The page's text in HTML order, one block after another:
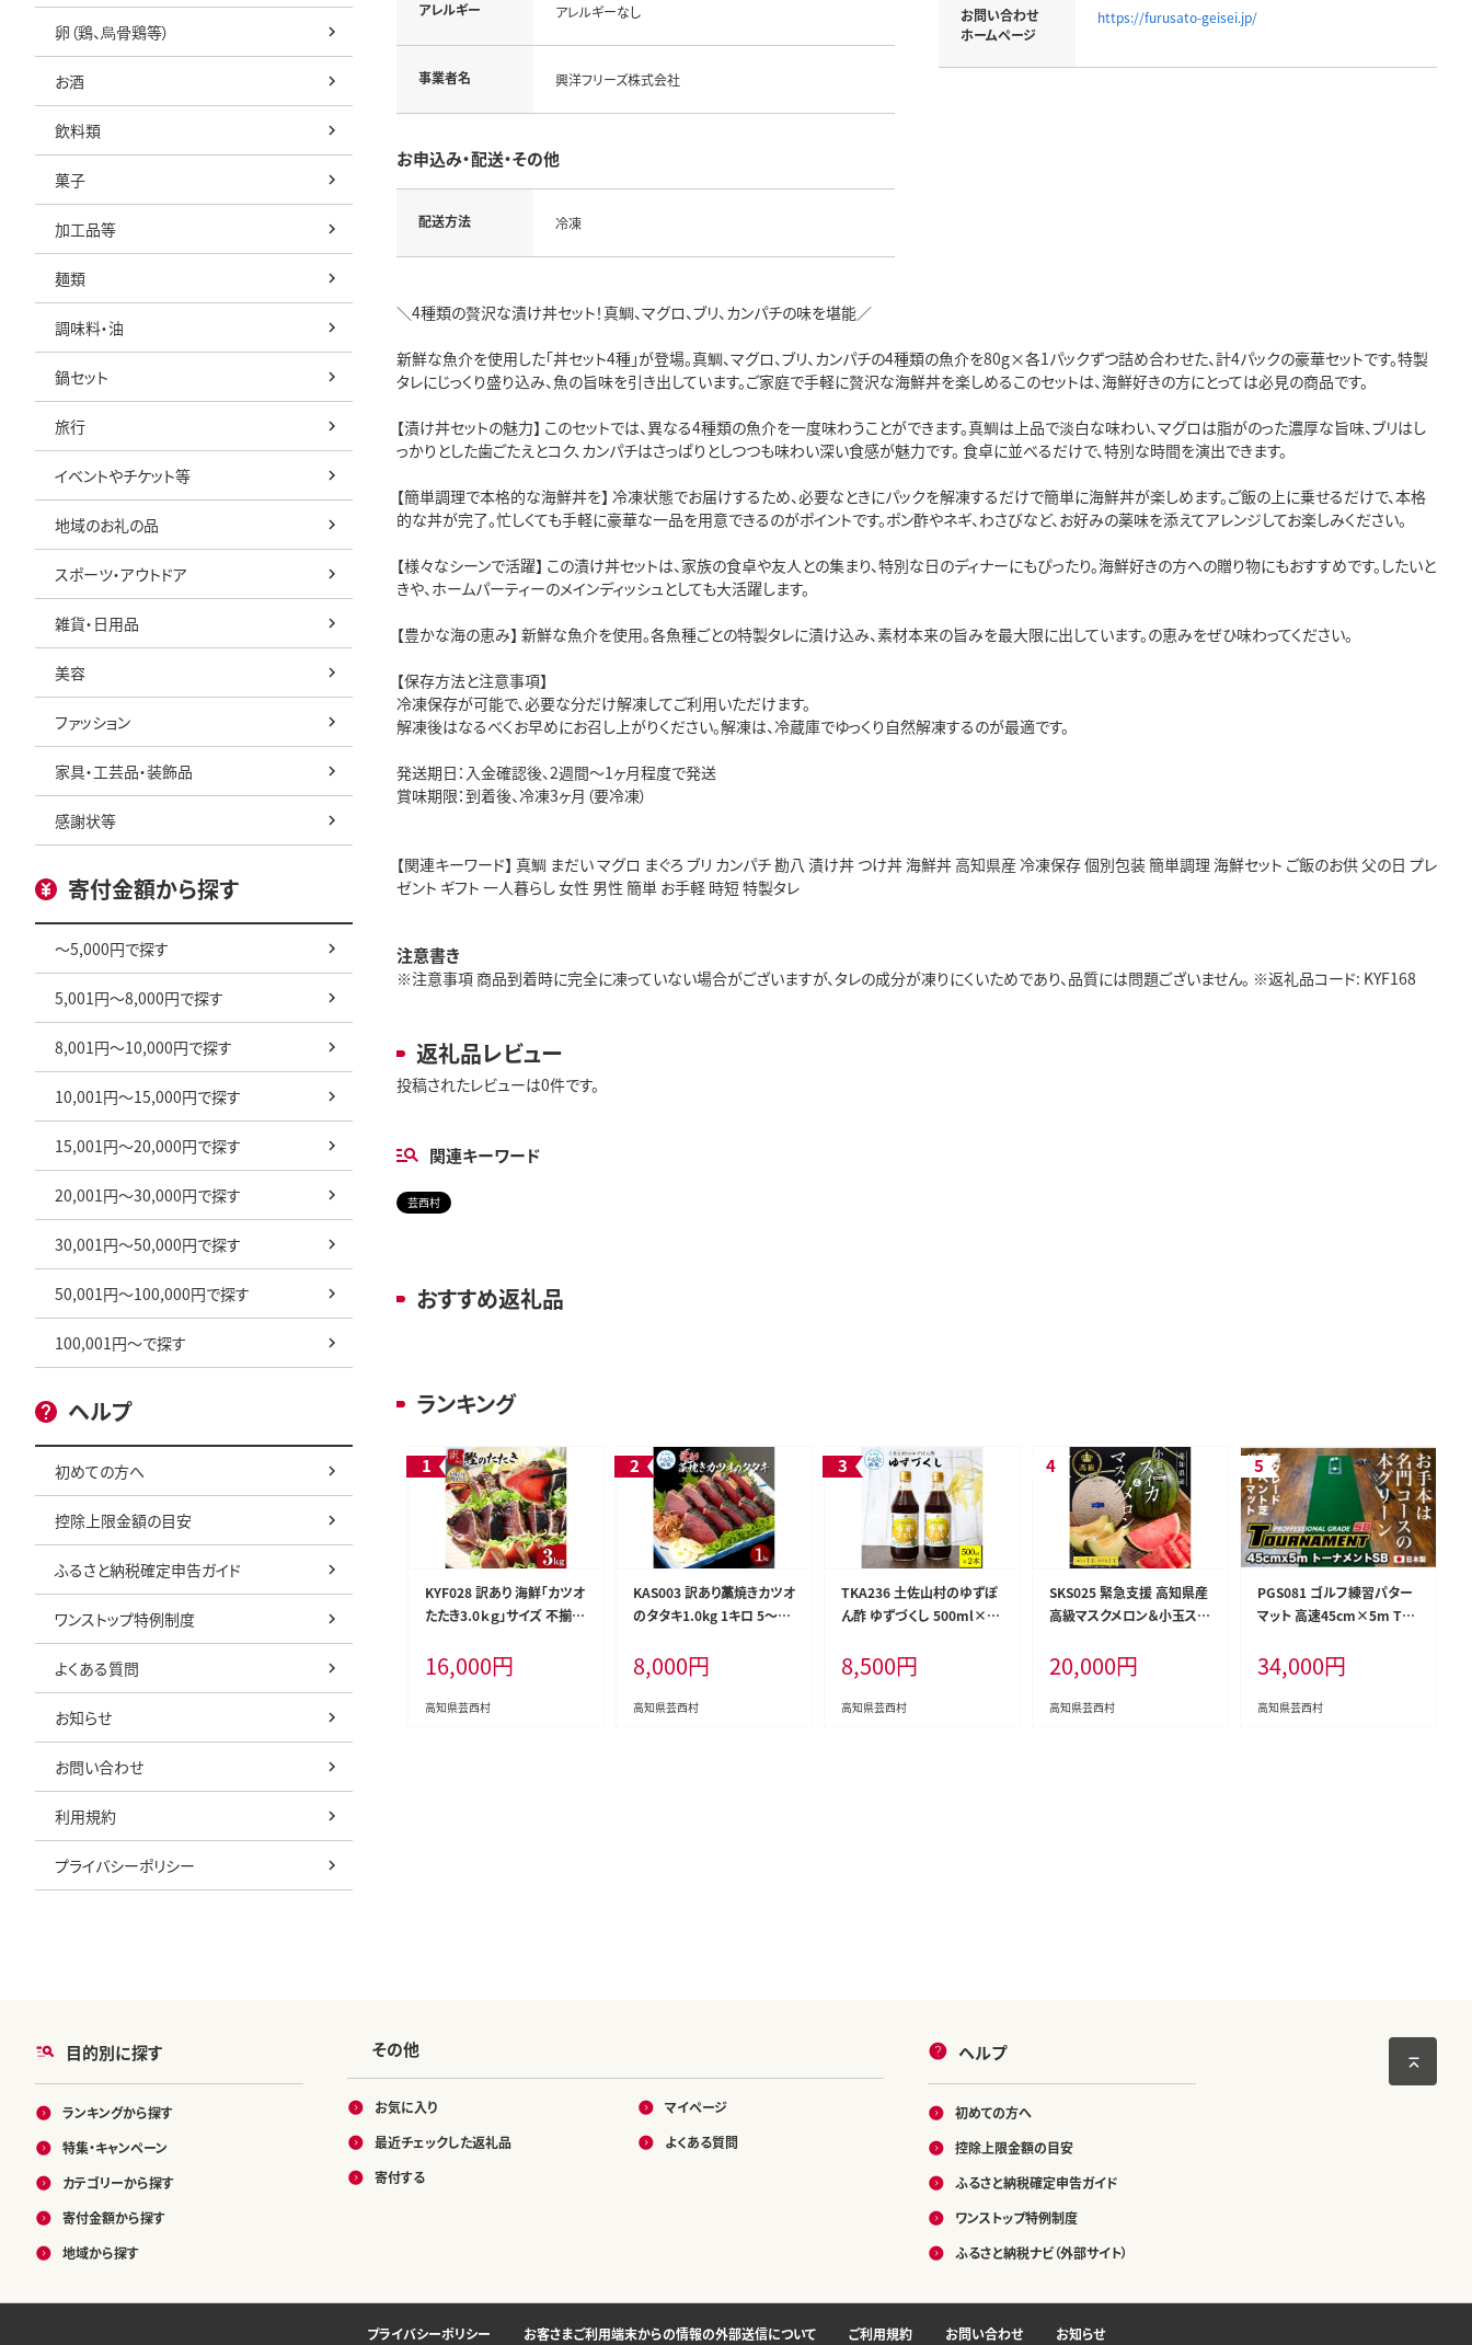
卵（鶏、烏骨鶏等）
お酒
飲料類
菓子
加工品等
麺類
調味料・油
鍋セット
旅行
イベントやチケット等
地域のお礼の品
スポーツ・アウトドア
雑貨・日用品
美容
ファッション
家具・工芸品・装飾品
感謝状等
寄付金額から探す
～5,000円で探す
5,001円～8,000円で探す
8,001円～10,000円で探す
10,001円～15,000円で探す
15,001円～20,000円で探す
20,001円～30,000円で探す
30,001円～50,000円で探す
50,001円～100,000円で探す
100,001円～で探す
ヘルプ
初めての方へ
控除上限金額の目安
ふるさと納税確定申告ガイド
ワンストップ特例制度
よくある質問
お知らせ
お問い合わせ
利用規約
プライバシーポリシー
アレルギー アレルギーなし
事業者名 興洋フリーズ株式会社
お申込み・配送・その他
配送方法 冷凍
お問い合わせ
ホームページ
https://furusato-geisei.jp/
＼4種類の贅沢な漬け丼セット！真鯛、マグロ、ブリ、カンパチの味を堪能／
新鮮な魚介を使用した「丼セット4種」が登場。真鯛、マグロ、ブリ、カンパチの4種類の魚介を80g×各1パックずつ詰め合わせた、計4パックの豪華セットです。特製
タレにじっくり盛り込み、魚の旨味を引き出しています。ご家庭で手軽に贅沢な海鮮丼を楽しめるこのセットは、海鮮好きの方にとっては必見の商品です。
【漬け丼セットの魅力】 このセットでは、異なる4種類の魚介を一度味わうことができます。真鯛は上品で淡白な味わい、マグロは脂がのった濃厚な旨味、ブリはし
っかりとした歯ごたえとコク、カンパチはさっぱりとしつつも味わい深い食感が魅力です。 食卓に並べるだけで、特別な時間を演出できます。
【簡単調理で本格的な海鮮丼を】 冷凍状態でお届けするため、必要なときにパックを解凍するだけで簡単に海鮮丼が楽しめます。ご飯の上に乗せるだけで、本格
的な丼が完了。忙しくても手軽に豪華な一品を用意できるのがポイントです。ポン酢やネギ、わさびなど、お好みの薬味を添えてアレンジしてお楽しみください。
【様々なシーンで活躍】 この漬け丼セットは、家族の食卓や友人との集まり、特別な日のディナーにもぴったり。海鮮好きの方への贈り物にもおすすめです。したいと
きや、ホームパーティーのメインディッシュとしても大活躍します。
【豊かな海の恵み】 新鮮な魚介を使用。各魚種ごとの特製タレに漬け込み、素材本来の旨みを最大限に出しています。の恵みをぜひ味わってください。
【保存方法と注意事項】
冷凍保存が可能で、必要な分だけ解凍してご利用いただけます。
解凍後はなるべくお早めにお召し上がりください。解凍は、冷蔵庫でゆっくり自然解凍するのが最適です。
発送期日：入金確認後、2週間～1ヶ月程度で発送
賞味期限：到着後、冷凍3ヶ月（要冷凍）
【関連キーワード】 真鯛 まだい マグロ まぐろ ブリ カンパチ 勘八 漬け丼 つけ丼 海鮮丼 高知県産 冷凍保存 個別包装 簡単調理 海鮮セット ご飯のお供 父の日 プレ
ゼント ギフト 一人暮らし 女性 男性 簡単 お手軽 時短 特製タレ
注意書き
※注意事項 商品到着時に完全に凍っていない場合がございますが、タレの成分が凍りにくいためであり、品質には問題ございません。 ※返礼品コード: KYF168
返礼品レビュー
投稿されたレビューは0件です。
関連キーワード
芸西村
おすすめ返礼品
ランキング
KYF028 訳あり 海鮮「カツオ
たたき3.0ｋｇ」サイズ 不揃い
ランキング 本気の感謝品 今
だけ かつおのたたき 自慢 カ
ツオのタタキ かつおのタタ
16,000円
高知県芸西村
KAS003 訳あり藁焼きカツオ
のタタキ1.0kg 1キロ 5～6
藁焼き カツオ たたき 鰹のた
たき かつおのたたき カツオ
のたたき 鰹のタタキ かつお
8,000円
高知県芸西村
TKA236 土佐山村のゆずぽ
ん酢 ゆずづくし 500ml×2
調味料 さっぱり 美味しい お
いしい 鍋 しゃぶしゃぶ 冷奴
魚料理 蒸し料理 ドレッシン
8,500円
高知県芸西村
SKS025 緊急支援 高知県産
高級マスクメロン＆小玉スイ
品〉 【1月～3月は気候温度
不安定の為出荷不可となり
ます。】
20,000円
高知県芸西村
PGS081 ゴルフ練習パター
マット 高速45cm×5m TO
トSB）と練習用具（距離感マ
スターカップ、まっすぐぱっ
と、トレーニングリング付き）
34,000円
高知県芸西村
目的別に探す
ランキングから探す
特集・キャンペーン
カテゴリーから探す
寄付金額から探す
地域から探す
その他
お気に入り
最近チェックした返礼品
寄付する
マイページ
よくある質問
ヘルプ
初めての方へ
控除上限金額の目安
ふるさと納税確定申告ガイド
ワンストップ特例制度
ふるさと納税ナビ（外部サイト）
プライバシーポリシー お客さまご利用端末からの情報の外部送信について ご利用規約 お問い合わせ お知らせ